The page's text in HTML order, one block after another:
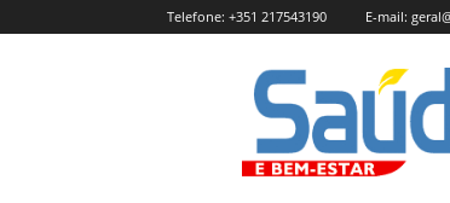
Telefone: +351 217543190 E-mail:
Revista
Saúde
e
Bem
Estar